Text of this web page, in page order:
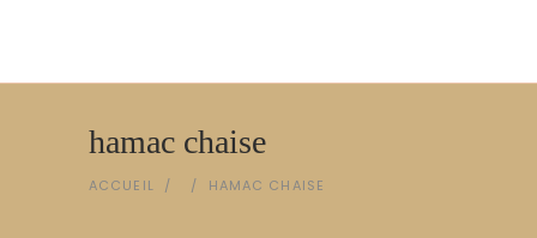
hamac chaise
ACCUEIL / / HAMAC CHAISE